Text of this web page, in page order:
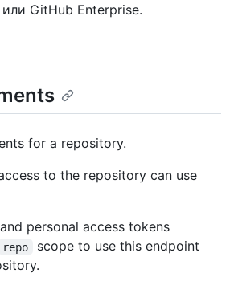
GitHub Enterprise.
for a repository.
to the repository can use
personal access tokens
repo
scope to use this endpoint